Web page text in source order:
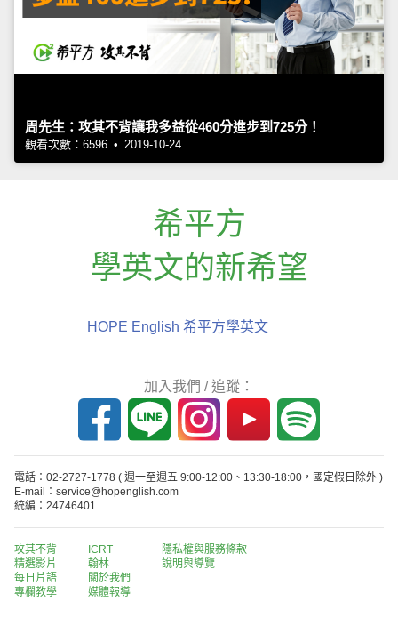
周先生：攻其不背讓我多益從460分進步到725分！
觀看次數：6596 • 2019-10-24
希平方
學英文的新希望
HOPE English 希平方學英文
加入我們 / 追蹤：
電話：02-2727-1778 ( 週一至週五 9:00-12:00、13:30-18:00，國定假日除外 )
E-mail：service@hopenglish.com
統編：24746401
攻其不背
精選影片
每日片語
專欄教學
ICRT
翰林
關於我們
媒體報導
隱私權與服務條款
說明與導覽